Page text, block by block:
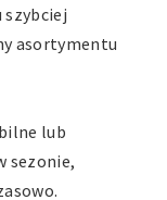
szybciej
asortymentu
lub
sezonie,